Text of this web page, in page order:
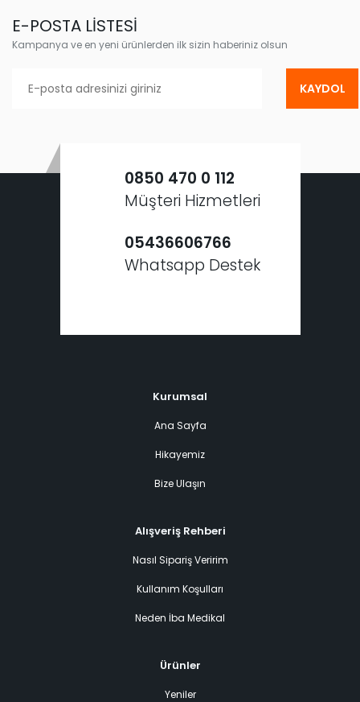
E-POSTA LİSTESİ
Kampanya ve en yeni ürünlerden ilk sizin haberiniz olsun
KAYDOL
0850 470 0 112
Müşteri Hizmetleri
05436606766
Whatsapp Destek
Kurumsal
Ana Sayfa
Hikayemiz
Bize Ulaşın
Alışveriş Rehberi
Nasıl Sipariş Veririm
Kullanım Koşulları
Neden İba Medikal
Ürünler
Yeniler